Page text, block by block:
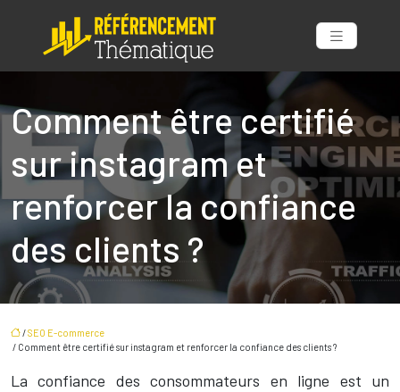
Comment être certifié
sur instagram et
renforcer la confiance
des clients ?
/SEO E-commerce
/ Comment être certifié sur instagram et renforcer la confiance des clients ?
La confiance des consommateurs en ligne est un